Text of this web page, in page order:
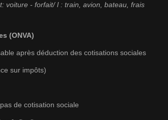
voiture - forfait/ l : train, avion, bateau, frais
(ONVA)
après déduction des cotisations sociales
sur impôts)
de cotisation sociale